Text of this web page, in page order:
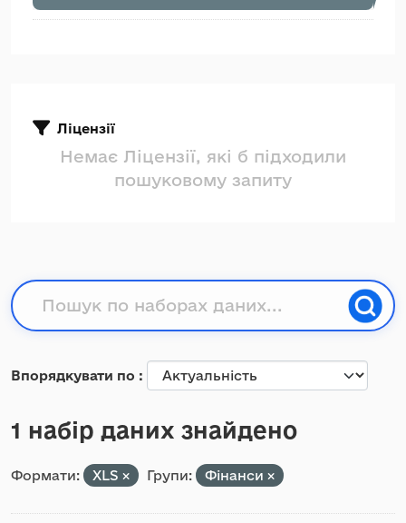
Ліцензії
Немає Ліцензії, які б підходили
пошуковому запиту
Впорядкувати по
1 набір даних знайдено
Формати: XLS Групи: Фінанси